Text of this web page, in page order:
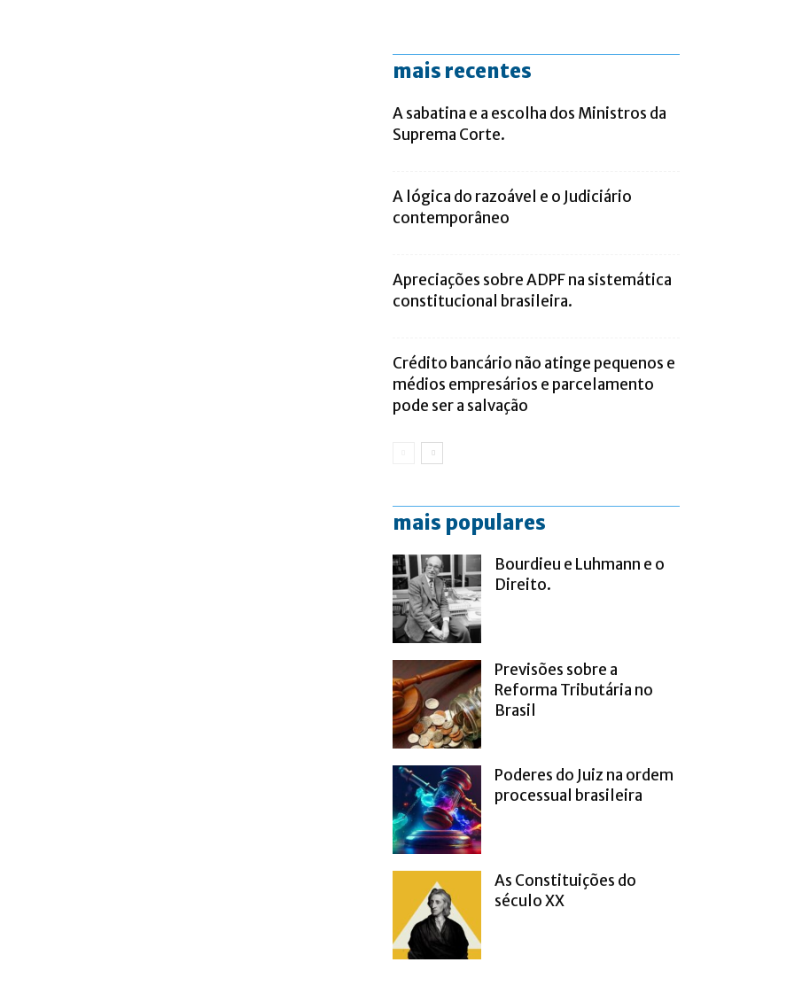
mais recentes
A sabatina e a escolha dos Ministros da
Suprema Corte.
A lógica do razoável e o Judiciário
contemporâneo
Apreciações sobre ADPF na sistemática
constitucional brasileira.
Crédito bancário não atinge pequenos e
médios empresários e parcelamento
pode ser a salvação
mais populares
Bourdieu e Luhmann e o
Direito.
Previsões sobre a
Reforma Tributária no
Brasil
Poderes do Juiz na ordem
processual brasileira
As Constituições do
século XX